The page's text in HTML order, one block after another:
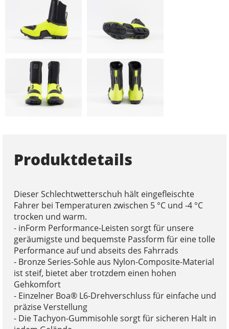
Produktdetails
Dieser Schlechtwetterschuh hält eingefleischte
Fahrer bei Temperaturen zwischen 5 °C und -4 °C
trocken und warm.
- inForm Performance-Leisten sorgt für unsere
geräumigste und bequemste Passform für eine tolle
Performance auf und abseits des Fahrrads
- Bronze Series-Sohle aus Nylon-Composite-Material
ist steif, bietet aber trotzdem einen hohen
Gehkomfort
- Einzelner Boa® L6-Drehverschluss für einfache und
präzise Verstellung
- Die Tachyon-Gummisohle sorgt für sicheren Halt in